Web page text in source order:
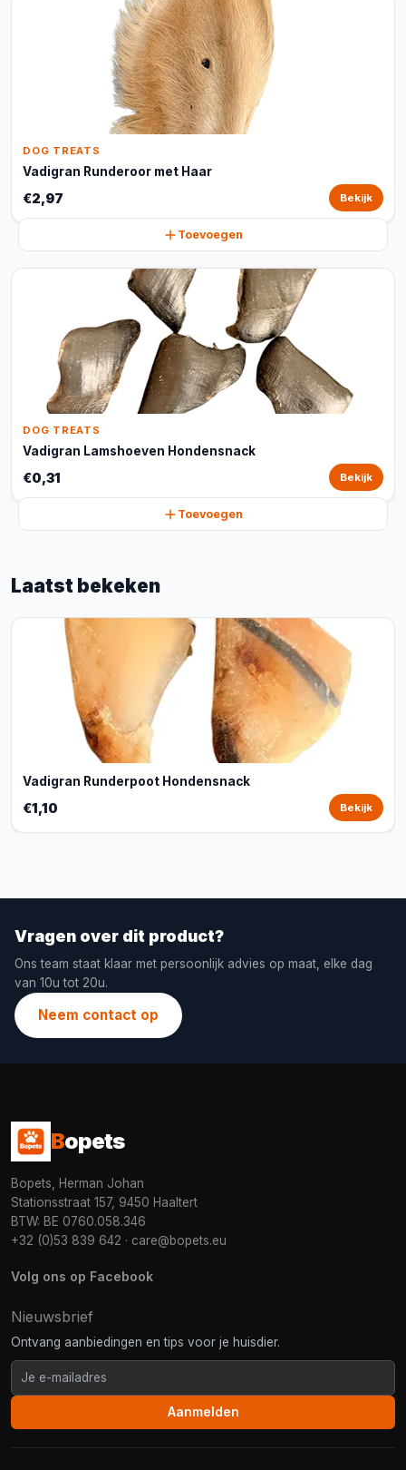
DOG TREATS
Vadigran Runderoor met Haar
€2,97 Bekijk
Toevoegen
DOG TREATS
Vadigran Lamshoeven Hondensnack
€0,31 Bekijk
Toevoegen
Laatst bekeken
Vadigran Runderpoot Hondensnack
€1,10 Bekijk
Vragen over dit product?
Ons team staat klaar met persoonlijk advies op maat, elke dag
van 10u tot 20u.
Neem contact op
Bopets
Bopets, Herman Johan
Stationsstraat 157, 9450 Haaltert
BTW: BE 0760.058.346
+32 (0)53 839 642 · care@bopets.eu
Volg ons op Facebook
Nieuwsbrief
Ontvang aanbiedingen en tips voor je huisdier.
Aanmelden